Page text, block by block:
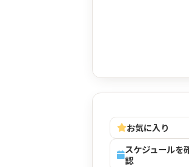
お気に入り
スケジュールを
認